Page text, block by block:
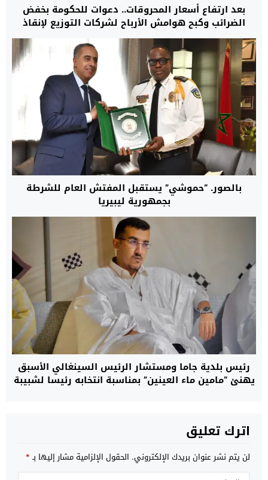
بعد ارتفاع أسعار المحروقات.. دعوات للحكومة بخفض
الضرائب وكبح هوامش الأرباح لشركات التوزيع لإنقاذ
القدرة الشرائية
بالصور. “حموشي” يستقبل المفتش العام للشرطة
بجمهورية ليبيريا
رئيس بلدية جاما ومستشار الرئيس السينغالي الأسبق
يهنئ “مامين ماء العينين” بمناسبة انتخابه رئيسا لشبيبة
اترك تعليق
لن يتم نشر عنوان بريدك الإلكتروني. الحقول الإلزامية مشار إليها بـ*